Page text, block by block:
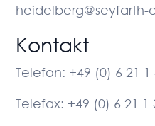
Kontakt
Telefon: +49 (0) 6 21 1
Telefax: +49 (0) 6 21 1